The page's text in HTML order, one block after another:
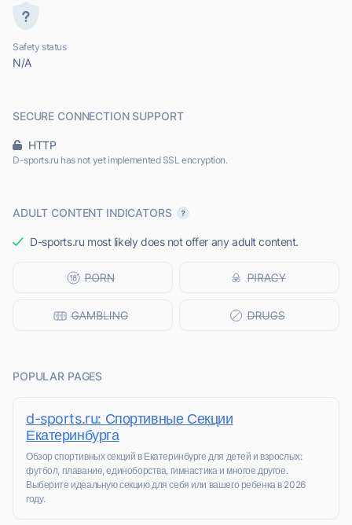
Safety status
N/A
SECURE CONNECTION SUPPORT
HTTP
D-sports.ru has not yet implemented SSL encryption.
ADULT CONTENT INDICATORS
D-sports.ru most likely does not offer any adult content.
POPULAR PAGES
d-sports.ru: Спортивные Секции
Екатеринбурга
Обзор спортивных секций в Екатеринбурге для детей и взрослых:
футбол, плавание, единоборства, гимнастика и многое другое.
Выберите идеальную секцию для себя или вашего ребенка в 2026
году.